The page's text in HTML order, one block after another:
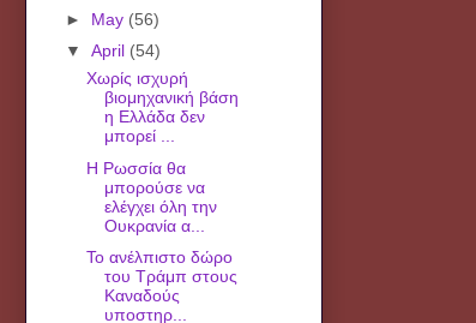
► May (56)
▼ April (54)
Χωρίς ισχυρή
βιομηχανική βάση
η Ελλάδα δεν
μπορεί ...
Η Ρωσσία θα
μπορούσε να
ελέγχει όλη την
Ουκρανία α...
Το ανέλπιστο δώρο
του Τράμπ στους
Καναδούς
υποστηρ...